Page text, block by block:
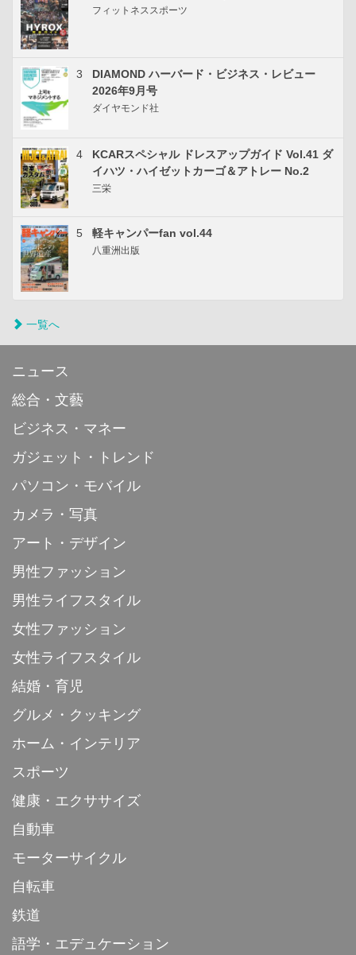
フィットネススポーツ
3
DIAMOND ハーバード・ビジネス・レビュー
2026年9月号
ダイヤモンド社
4
KCARスペシャル ドレスアップガイド Vol.41 ダ
イハツ・ハイゼットカーゴ＆アトレー No.2
三栄
5 軽キャンパーfan vol.44
八重洲出版
一覧へ
ニュース
総合・文藝
ビジネス・マネー
ガジェット・トレンド
パソコン・モバイル
カメラ・写真
アート・デザイン
男性ファッション
男性ライフスタイル
女性ファッション
女性ライフスタイル
結婚・育児
グルメ・クッキング
ホーム・インテリア
スポーツ
健康・エクササイズ
自動車
モーターサイクル
自転車
鉄道
語学・エデュケーション